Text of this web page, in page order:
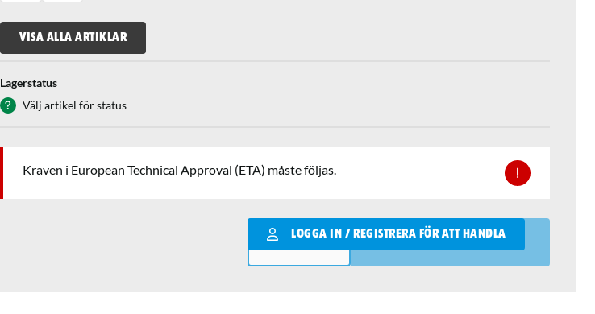
VISA ALLA ARTIKLAR
Lagerstatus
Välj artikel för status
Kraven i European Technical Approval (ETA) måste följas.
LOGGA IN / REGISTRERA FÖR ATT HANDLA
Qantity
LÄGG I VARUKORGEN